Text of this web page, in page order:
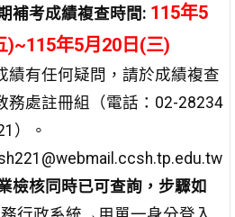
補考成績複查時間: 115年5
)~115年5月20日(三)
績有任何疑問，請於成績複查
務處註冊組（電話：02-28234
）。
檢核同時已可查詢，步驟如